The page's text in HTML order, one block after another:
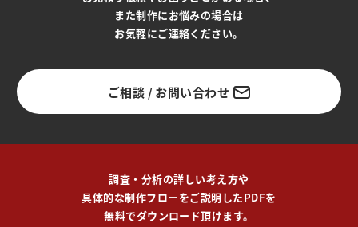
また制作にお悩みの場合は
お気軽にご連絡ください。
ご相談 / お問い合わせ
調査・分析の詳しい考え方や
具体的な制作フローをご説明したPDFを
無料でダウンロード頂けます。